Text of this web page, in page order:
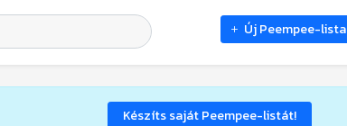
Új Peempee-lista
Készíts saját Peempee-listát!